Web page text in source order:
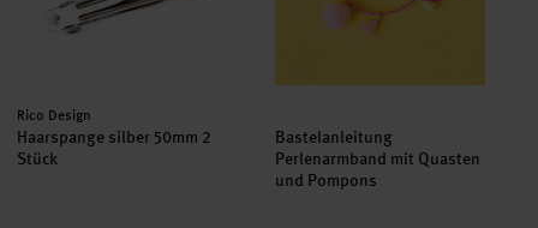
Hersteller:
Rico Design
Haarspange silber 50mm 2
Stück
Bastelanleitung
Perlenarmband mit Quasten
und Pompons